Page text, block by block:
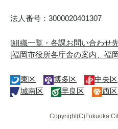
法人番号：3000020401307
[組織一覧・各課お問い合わせ
[福岡市役所各庁舎の案内、福
東区 博多区 中央区
城南区
早良区 西区
Copyright(C)Fukuoka